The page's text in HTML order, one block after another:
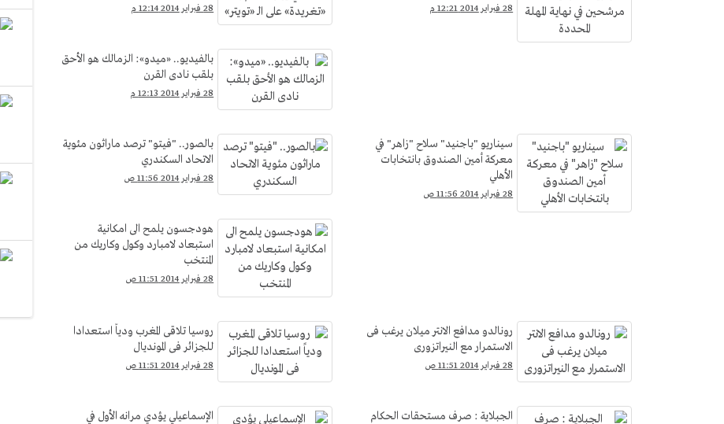
28 فبراير 2014 12:21 م 28 فبراير 2014 12:14 م
بالفيديو.. «ميدو»: الزمالك هو الأحق
بلقب نادى القرن
28 فبراير 2014 12:13 م
سيناريو "باجنيد" سلاح "زاهر" في
معركة أمين الصندوق بانتخابات
الأهلي
28 فبراير 2014 11:56 ص
بالصور.. "فيتو" ترصد ماراثون مئوية
الاتحاد السكندري
28 فبراير 2014 11:56 ص
هودجسون يلمح الى امكانية
استبعاد لامبارد وكول وكاريك من
المنتخب
28 فبراير 2014 11:51 ص
رونالدو مدافع الانتر ميلان يرغب فى
الاستمرار مع النيراتزورى
28 فبراير 2014 11:51 ص
روسيا تلاقى المغرب ودياً استعدادا
للجزائر فى المونديال
28 فبراير 2014 11:51 ص
الجبلاية : صرف مستحقات الحكام
الإسماعيلي يؤدي مرانه الأول في